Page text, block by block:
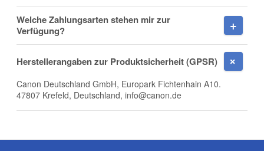
Firma
E-Mail
Welche Zahlungsarten stehen mir zur
Verfügung?
Herstellerangaben zur Produktsicherheit (GPSR)
Canon Deutschland GmbH, Europark Fichtenhain A10.
47807 Krefeld, Deutschland, info@canon.de